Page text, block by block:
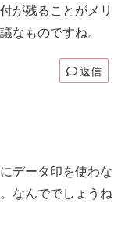
が残ることがメリ
なものですね。
返信
データ印を使わな
なんででしょうね